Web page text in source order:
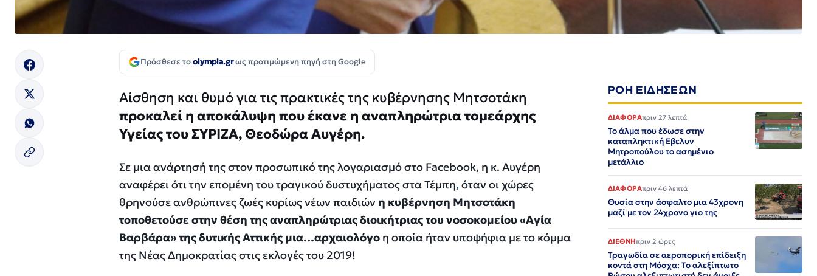
Πρόσθεσε τοolympia.grως προτιμώμενη πηγή στη Google
Αίσθηση και θυμό για τις πρακτικές της κυβέρνησης Μητσοτάκη
προκαλεί η αποκάλυψη που έκανε η αναπληρώτρια τομεάρχης
Υγείας του ΣΥΡΙΖΑ, Θεοδώρα Αυγέρη.
Σε μια ανάρτησή της στον προσωπικό της λογαριασμό στο Facebook, η κ. Αυγέρη
αναφέρει ότι την επομένη του τραγικού δυστυχήματος στα Τέμπη, όταν οι χώρες
θρηνούσε ανθρώπινες ζωές κυρίως νέων παιδιών η κυβέρνηση Μητσοτάκη
τοποθετούσε στην θέση της αναπληρώτριας διοικήτριας του νοσοκομείου «Αγία
Βαρβάρα» της δυτικής Αττικής μια…αρχαιολόγο η οποία ήταν υποψήφια με το κόμμα
της Νέας Δημοκρατίας στις εκλογές του 2019!
ΡΟΗ ΕΙΔΗΣΕΩΝ
ΔΙΑΦΟΡΑπριν 27 λεπτά
Το άλμα που έδωσε στην
καταπληκτική Εβελυν
Μητροπούλου το ασημένιο
μετάλλιο
ΔΙΑΦΟΡΑπριν 46 λεπτά
Θυσία στην άσφαλτο μια 43χρονη
μαζί με τον 24χρονο γιο της
ΔΙΕΘΝΗπριν 2 ώρες
Τραγωδία σε αεροπορική επίδειξη
κοντά στη Μόσχα: Το αλεξίπτωτο